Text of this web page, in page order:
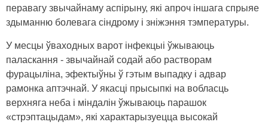
перавагу звычайнаму аспірыну, які апроч іншага спрыяе
здыманню болевага сіндрому і зніжэння тэмпературы.
У месцы ўваходных варот інфекцыі ўжываюць
паласкання - звычайнай содай або растворам
фурацыліна, эфектыўны ў гэтым выпадку і адвар
рамонка аптэчнай. У якасці прысыпкі на вобласць
верхняга неба і міндалін ўжываюць парашок
«стрэптацыдам», які характарызуецца высокай